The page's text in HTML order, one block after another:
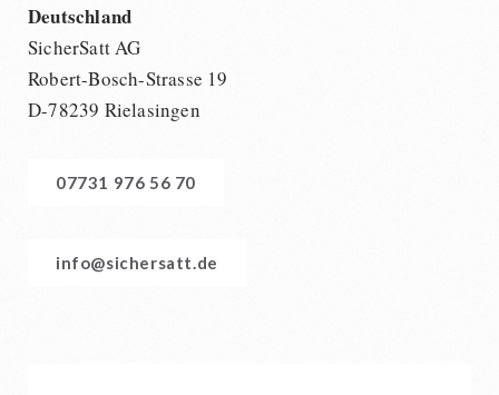
Deutschland
SicherSatt AG
Robert-Bosch-Strasse 19
D-78239 Rielasingen
07731 976 56 70
info@sichersatt.de